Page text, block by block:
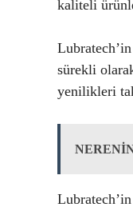
kaliteli
sürekli
yenilikleri